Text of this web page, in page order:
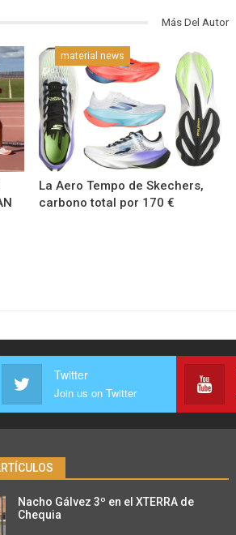
Más Del Autor
material news
La Aero Tempo de Skechers,
carbono total por 170 €
Twitter
Join us on Twitter
Nacho Gálvez 3º en el XTERRA de
Chequia